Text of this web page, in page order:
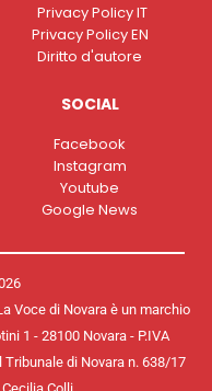
Privacy Policy IT
Privacy Policy EN
Diritto d'autore
SOCIAL
Facebook
Instagram
Youtube
Google News
Voce di Novara è un marchio
1 - 28100 Novara - P.IVA
di Novara n. 638/17